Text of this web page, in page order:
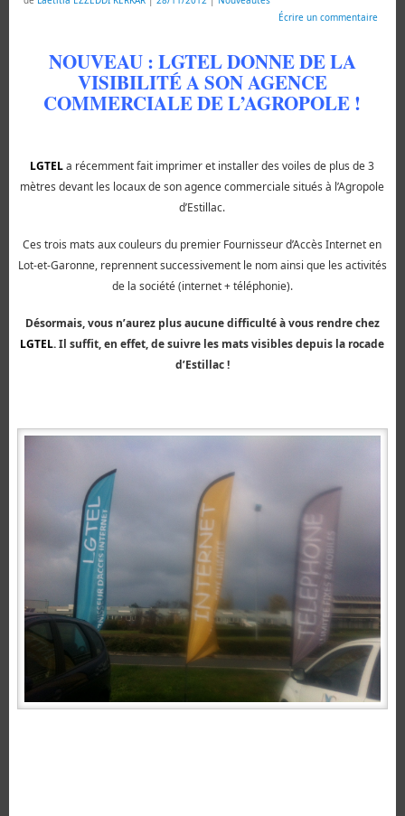
Écrire un commentaire
NOUVEAU : LGTELDONNE DE LA
VISIBILITÉ A SON AGENCE
COMMERCIALE DE L’AGROPOLE !
LGTELa récemment fait imprimer et installer des voiles de plus de 3
mètres devant les locaux de son agence commerciale situés à l’Agropole
d’Estillac.
Ces trois mats aux couleurs du premier Fournisseur d’Accès Internet en
Lot-et-Garonne, reprennent successivement le nom ainsi que les activités
de la société (internet + téléphonie).
Désormais, vous n’aurez plus aucune difficulté à vous rendre chez
LGTEL. Il suffit, en effet, de suivre les mats visibles depuis la rocade
d’Estillac !